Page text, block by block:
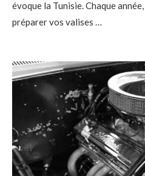
évoque la Tunisie. Chaque
préparer vos valises …